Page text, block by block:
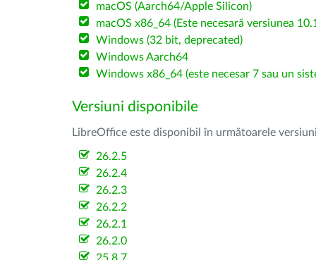
macOS (Aarch64/Apple Silicon)
macOS x86_64 (Este necesară versiunea
Windows (32 bit, deprecated)
Windows Aarch64
Windows x86_64 (este necesar 7 sau un
Versiuni disponibile
LibreOffice este disponibil în următoarele
26.2.5
26.2.4
26.2.3
26.2.2
26.2.1
26.2.0